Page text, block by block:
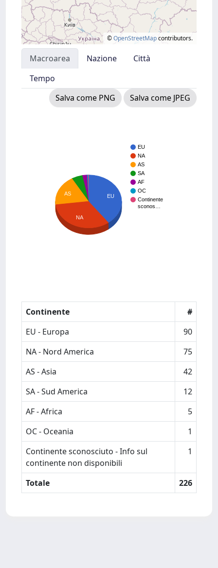
©OpenStreetMapcontributors.
Macroarea Nazione
Città
Tempo
Salva come PNG
Salva come JPEG
EU
NA
AS
SA
AF
OC
Continente
sconos…
EU
AS
NA
Continente
#
EU - Europa
90
NA - Nord America
75
AS - Asia
42
SA - Sud America
12
AF - Africa
5
OC - Oceania
1
Continente sconosciuto - Info sul
continente non disponibili
1
Totale 226